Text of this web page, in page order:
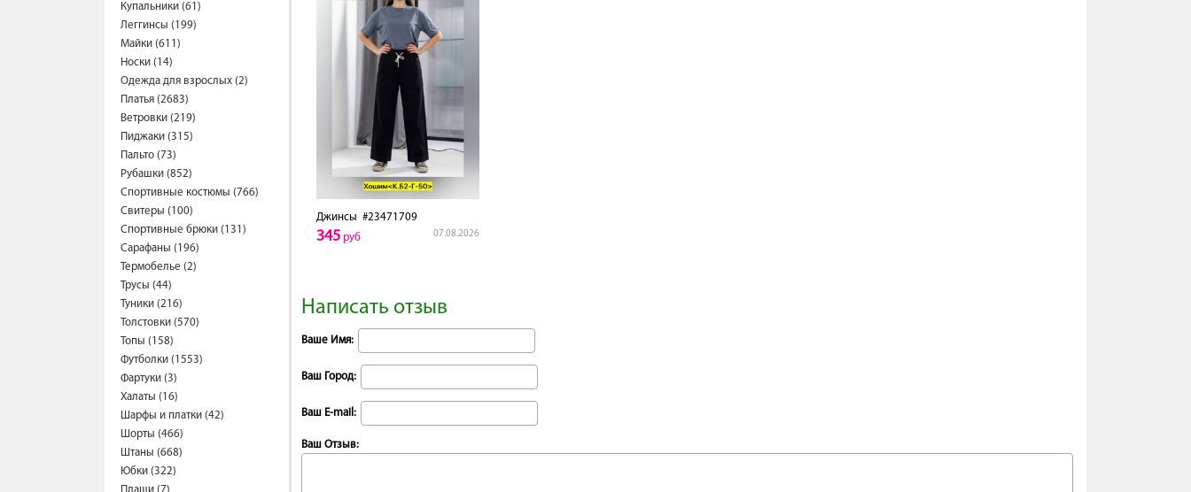
Купальники (61)
Леггинсы (199)
Майки (611)
Носки (14)
Одежда для взрослых (2)
Платья (2683)
Ветровки (219)
Пиджаки (315)
Пальто (73)
Рубашки (852)
Спортивные костюмы (766)
Свитеры (100)
Спортивные брюки (131)
Сарафаны (196)
Термобелье (2)
Трусы (44)
Туники (216)
Толстовки (570)
Топы (158)
Футболки (1553)
Фартуки (3)
Халаты (16)
Шарфы и платки (42)
Шорты (466)
Штаны (668)
Юбки (322)
Джинсы #23471709
07.08.2026
345 руб
Написать отзыв
Ваше Имя:
Ваш Город:
Ваш E-mail:
Ваш Отзыв: